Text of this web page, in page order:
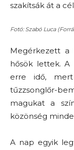
szakítsák át a
Fotó: Szabó Luca
Megérkezett a
hősök lettek.
erre idő,
tűzzsonglőr-
magukat a
közönség
A nap egyik